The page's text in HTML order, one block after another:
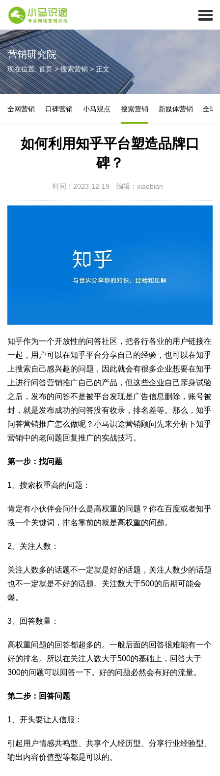
营销研究院
现在位置:首页>搜索营销>正文
全网营销 口碑营销 小马观点 搜索营销 新媒体营销 全球
如何利用知乎平台塑造品牌口
碑？
时间：2023-12-19 编辑：xiaobian
知乎作为一个开放性的问答社区，把各行各业的用户链接在
一起，用户可以在知乎平台分享自己的经验，也可以在知乎
上搜索自己感兴趣的问题，因此就会有很多企业想要在知乎
上进行问答营销推广自己的产品，但这些企业自己亲身试验
之后，发布的问答不是被平台发现是广告信息删除，账号被
封，就是发布成功的问答没有收录，排名差等。那么，知乎
问答营销推广怎么做呢？小马识途营销顾问先来分析下知乎
营销中的老问题回复推广的实战技巧。
第一步：找问题
1、搜索权重高的问题：
肯定有小伙伴会问什么是高权重的问题？你在百度或者知乎
搜一个关键词，排名靠前的就是高权重的问题。
2、关注人数：
关注人数多的话题不一定就是好的话题，关注人数少的话题
也不一定就是不好的话题。关注数大于500的后期可能会
爆。
3、回答数量：
高权重问题的回答都超多的。一般后面的回答很难能有一个
好的排名。所以在关注人数大于500的基础上，回答大于
300的问题可以回答一下。好的问题必然会有好的流量。
第二步：回答问题
1、开头要让人信服：
引起用户情感共鸣型、共享个人经历型、分享行业经验型、
输出内容价值型等都是可以的。